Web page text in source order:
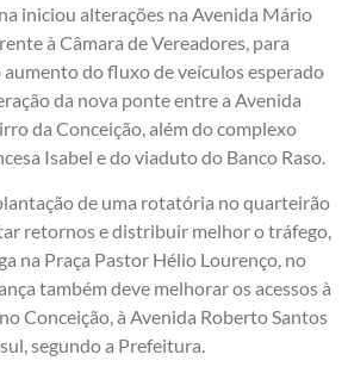
iniciou alterações na Avenida Mário
à Câmara de Vereadores, para
do fluxo de veículos esperado
da nova ponte entre a Avenida
da Conceição, além do complexo
Isabel e do viaduto do Banco Raso.
de uma rotatória no quarteirão
retornos e distribuir melhor o tráfego,
na Praça Pastor Hélio Lourenço, no
também deve melhorar os acessos à
Conceição, à Avenida Roberto Santos
segundo a Prefeitura.